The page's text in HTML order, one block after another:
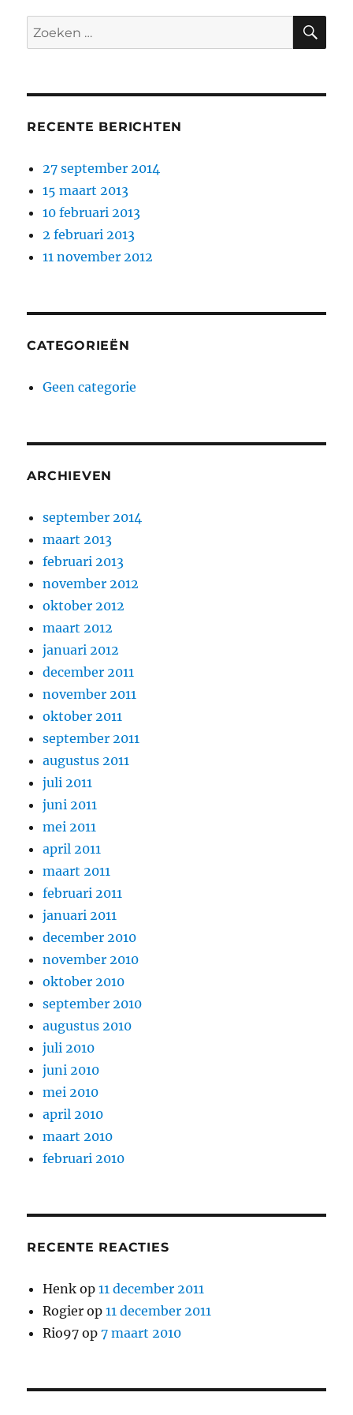
Zoeken
naar:
RECENTE BERICHTEN
27 september 2014
15 maart 2013
10 februari 2013
2 februari 2013
11 november 2012
CATEGORIEËN
Geen categorie
ARCHIEVEN
september 2014
maart 2013
februari 2013
november 2012
oktober 2012
maart 2012
januari 2012
december 2011
november 2011
oktober 2011
september 2011
augustus 2011
juli 2011
juni 2011
mei 2011
april 2011
maart 2011
februari 2011
januari 2011
december 2010
november 2010
oktober 2010
september 2010
augustus 2010
juli 2010
juni 2010
mei 2010
april 2010
maart 2010
februari 2010
RECENTE REACTIES
Henk op11 december 2011
Rogier op11 december 2011
Rio97 op7 maart 2010